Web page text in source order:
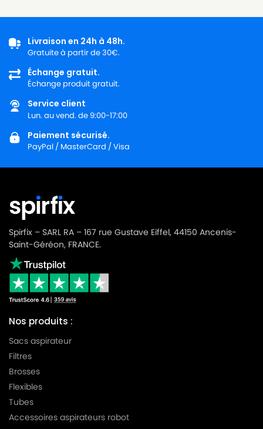
Livraison en 24h à 48h.
Gratuite à partir de 30€.
Échange gratuit.
Échange produit gratuit.
Service client
Lun. au vend. de 9:00-17:00
Paiement sécurisé.
PayPal / MasterCard / Visa
Spirfix – SARL RA – 167 rue Gustave Eiffel, 44150 Ancenis-
Saint-Géréon, FRANCE.
Nos produits :
Sacs aspirateur
Filtres
Brosses
Flexibles
Tubes
Accessoires aspirateurs robot